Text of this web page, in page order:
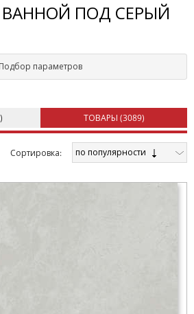
ПОД СЕРЫЙ
Подбор параметров
) ТОВАРЫ (3089)
Cортировка: по популярности